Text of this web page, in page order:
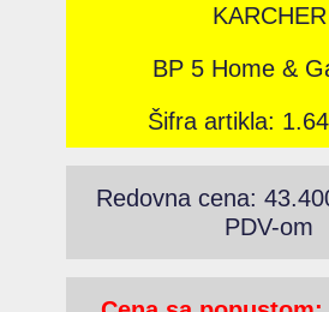
KARCHER
BP 5 Home &
Šifra artikla:
Redovna cena:
PDV-om